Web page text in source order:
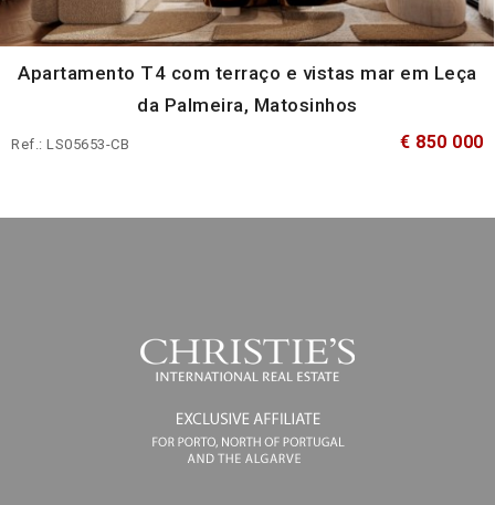
Apartamento T4 com terraço e vistas mar em Leça
da Palmeira, Matosinhos
Ref.: LS05653-CB € 850 000